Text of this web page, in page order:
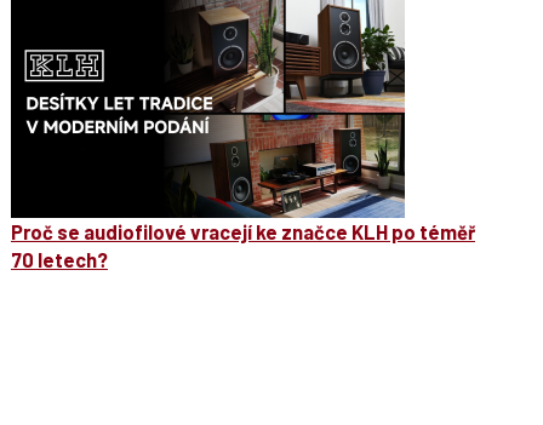
Proč se audiofilové vracejí ke značce KLH po téměř
70 letech?